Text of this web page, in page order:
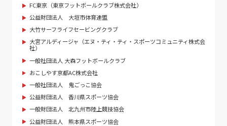
FC東京（東京フットボールクラブ株式会社）
公益財団法人 大垣市体育連盟
大竹サーフライフセービングクラブ
大宮アルディージャ（エヌ・ティ・ティ・スポーツコミュニティ株式会
社）
一般社団法人 大森フットボールクラブ
おこしやす京都AC株式会社
一般社団法人 鬼ごっこ協会
公益財団法人 香川県スポーツ協会
一般財団法人 北九州市陸上競技協会
公益財団法人 熊本県スポーツ協会